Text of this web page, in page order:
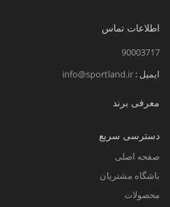
اطلاعات تماس
90003717
ایمیل : info@sportland.ir
معرفی برند
دسترسی سریع
صفحه اصلی
باشگاه مشتریان
محصولات